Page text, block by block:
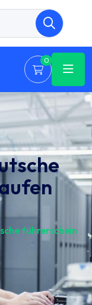
0
führerschein